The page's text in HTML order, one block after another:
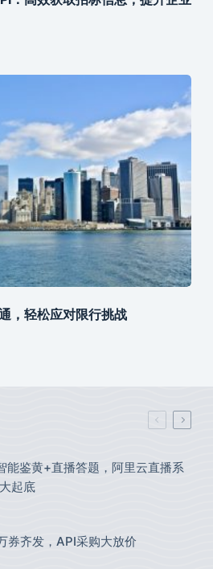
，轻松应对限行挑战
能鉴黄+直播答题，阿里云直播系
起底
券齐发，API采购大放价